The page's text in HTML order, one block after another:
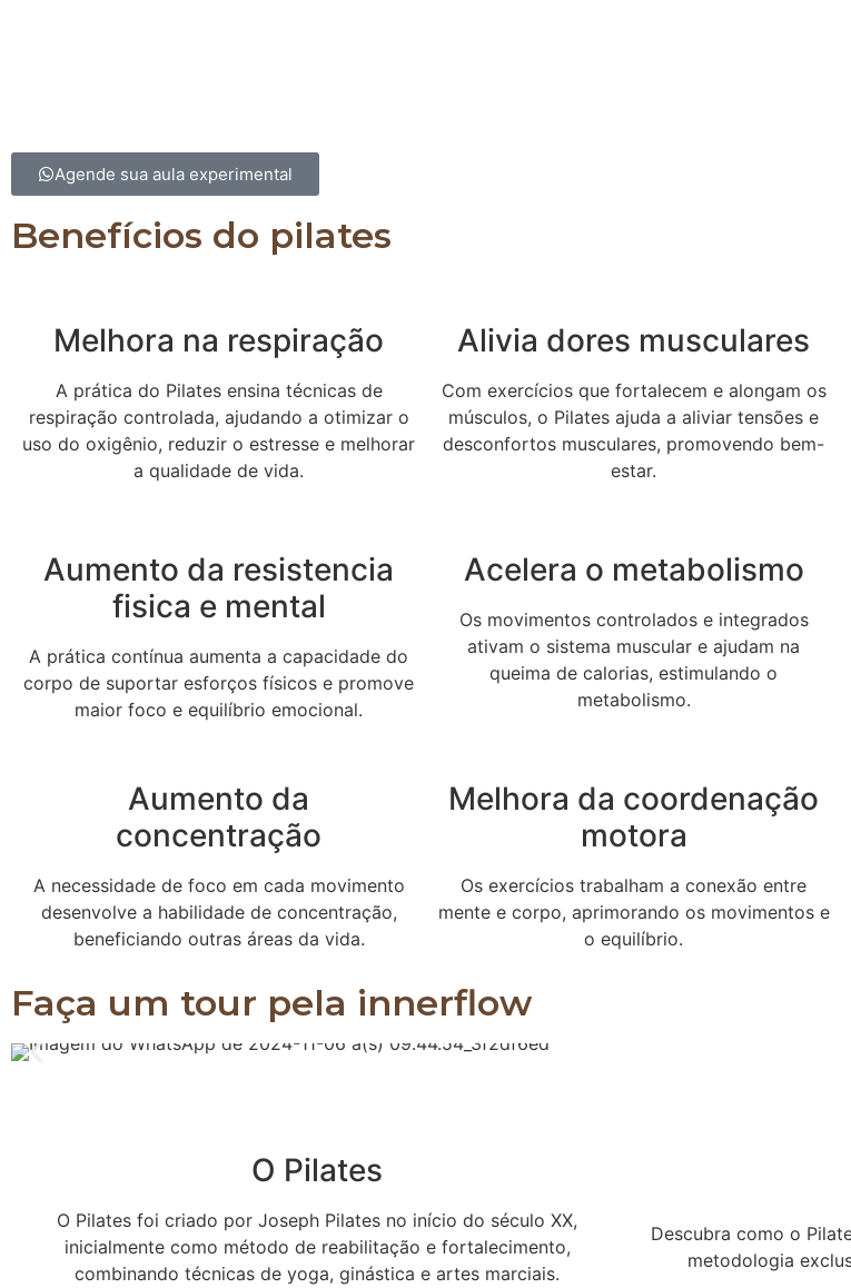
Agende sua aula experimental
Benefícios do pilates
Melhora na respiração
A prática do Pilates ensina técnicas de
respiração controlada, ajudando a otimizar o
uso do oxigênio, reduzir o estresse e melhorar
a qualidade de vida.
Alivia dores musculares
Com exercícios que fortalecem e alongam os
músculos, o Pilates ajuda a aliviar tensões e
desconfortos musculares, promovendo bem-
estar.
Aumento da resistencia
fisica e mental
A prática contínua aumenta a capacidade do
corpo de suportar esforços físicos e promove
maior foco e equilíbrio emocional.
Acelera o metabolismo
Os movimentos controlados e integrados
ativam o sistema muscular e ajudam na
queima de calorias, estimulando o
metabolismo.
Aumento da
concentração
A necessidade de foco em cada movimento
desenvolve a habilidade de concentração,
beneficiando outras áreas da vida.
Melhora da coordenação
motora
Os exercícios trabalham a conexão entre
mente e corpo, aprimorando os movimentos e
o equilíbrio.
Faça um tour pela innerflow
O Pilates
O Pilates foi criado por Joseph Pilates no início do século XX,
inicialmente como método de reabilitação e fortalecimento,
combinando técnicas de yoga, ginástica e artes marciais.
Descubra como o
metodologia